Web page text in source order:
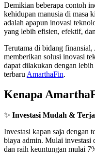
Demikian beberapa contoh
kehidupan manusia di masa
adalah apapun inovasi
yang lebih efisien, efektif,
Terutama di bidang finansial,
memberikan solusi inovasi
dapat dilakukan dengan
terbaru AmarthaFin.
Kenapa
✨ Investasi Mudah &
Investasi kapan saja dengan
biaya admin. Mulai investasi
dan raih keuntungan mulai